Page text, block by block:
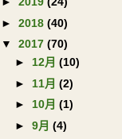
► 2018 (40)
▼ 2017 (70)
► 12月 (10)
► 11月 (2)
► 10月 (1)
► 9月 (4)